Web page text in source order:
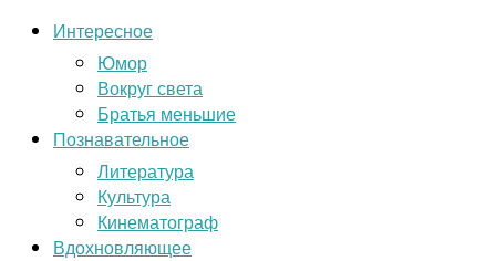
Интересное
Юмор
Вокруг света
Братья меньшие
Познавательное
Литература
Культура
Кинематограф
Вдохновляющее